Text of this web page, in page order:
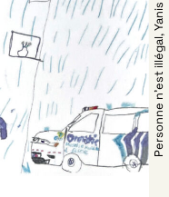
Personne n’est illégal, Yanis